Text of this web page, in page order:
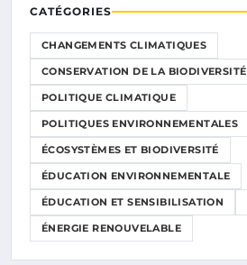
CATÉGORIES
CHANGEMENTS CLIMATIQUES
CONSERVATION DE LA BIODIVERSITÉ
POLITIQUE CLIMATIQUE
POLITIQUES ENVIRONNEMENTALES
ÉCOSYSTÈMES ET BIODIVERSITÉ
ÉDUCATION ENVIRONNEMENTALE
ÉDUCATION ET SENSIBILISATION
ÉNERGIE RENOUVELABLE